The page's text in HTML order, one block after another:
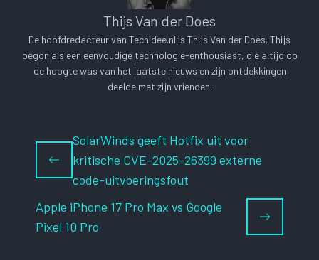
Thijs Van der Does
De hoofdredacteur van Techidee.nl is Thijs Van der Does. Thijs
begon als een eenvoudige technologie-enthousiast, die altijd op
de hoogte was van het laatste nieuws en zijn ontdekkingen
deelde met zijn vrienden.
SolarWinds geeft Hotfix uit voor
kritische CVE-2025-26399 externe
code-uitvoeringsfout
Apple iPhone 17 Pro Max vs Google
Pixel 10 Pro